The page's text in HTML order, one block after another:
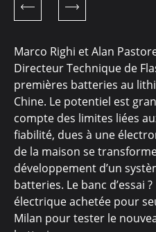
Marco Righi et Alan
Directeur Technique de
premières batteries au
Chine. Le potentiel est
compte des limites liées
fiabilité, dues à une
de la maison se
développement d’un
batteries. Le banc d’essai
électrique achetée pour
Milan pour tester le